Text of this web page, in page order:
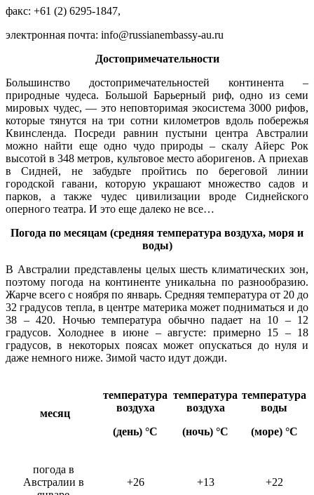
факс: +61 (2) 6295-1847,
электронная почта: info@russianembassy-au.ru
Достопримечательности
Большинство достопримечательностей континента –
природные чудеса. Большой Барьерный риф, одно из семи
мировых чудес, — это неповторимая экосистема 3000 рифов,
которые тянутся на три сотни километров вдоль побережья
Квинсленда. Посреди равнин пустыни центра Австралии
можно найти еще одно чудо природы – скалу Айерс Рок
высотой в 348 метров, культовое место аборигенов. А приехав
в Сидней, не забудьте пройтись по береговой линии
городской гавани, которую украшают множество садов и
парков, а также чудес цивилизации вроде Сиднейского
оперного театра. И это еще далеко не все…
Погода по месяцам (средняя температура воздуха, моря и
воды)
В Австралии представлены целых шесть климатических зон,
поэтому погода на континенте уникальна по разнообразию.
Жарче всего с ноября по январь. Средняя температура от 20 до
32 градусов тепла, в центре материка может подниматься и до
38 – 420. Ночью температура обычно падает на 10 – 12
градусов. Холоднее в июне – августе: примерно 15 – 18
градусов, в некоторых поясах может опускаться до нуля и
даже немного ниже. Зимой часто идут дожди.
месяц
температура
воздуха
(день) °C
температура
воздуха
(ночь) °C
температура
воды
(море) °C
погода в
Австралии в
+26 +13 +22